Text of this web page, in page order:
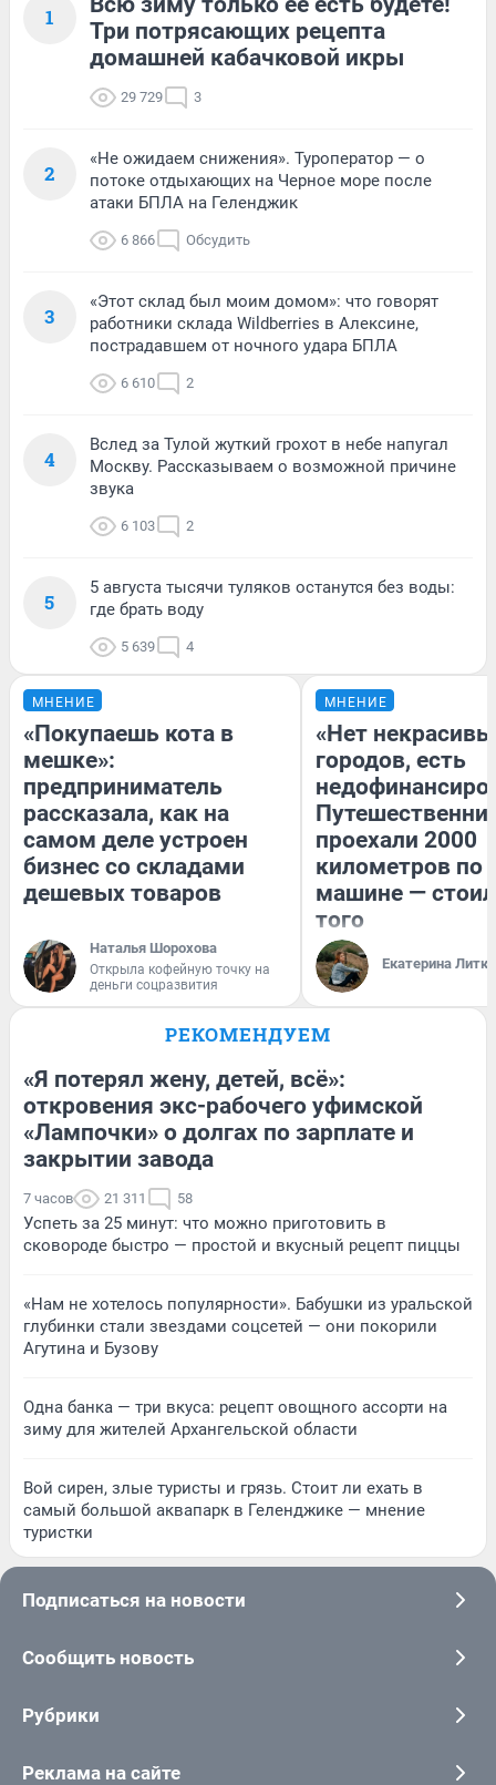
1
Три потрясающих рецепта
домашней кабачковой икры
29 729 3
2
«Не ожидаем снижения». Туроператор — о
потоке отдыхающих на Черное море после
атаки БПЛА на Геленджик
6 866 Обсудить
3
«Этот склад был моим домом»: что говорят
работники склада Wildberries в Алексине,
пострадавшем от ночного удара БПЛА
6 610 2
4
Вслед за Тулой жуткий грохот в небе напугал
Москву. Рассказываем о возможной причине
звука
6 103 2
5
5 августа тысячи туляков останутся без воды:
где брать воду
5 639 4
МНЕНИЕ
«Покупаешь кота в
мешке»:
предприниматель
рассказала, как на
самом деле устроен
бизнес со складами
дешевых товаров
Наталья Шорохова
Открыла кофейную точку на
деньги соцразвития
МНЕНИЕ
«Нет
городов, есть
проехали 2000
километров по
машине —
того
Екатерина
РЕКОМЕНДУЕМ
«Я потерял жену, детей, всё»:
откровения экс-рабочего уфимской
«Лампочки» о долгах по зарплате и
закрытии завода
7 часов 21 311 58
Успеть за 25 минут: что можно приготовить в
сковороде быстро — простой и вкусный рецепт пиццы
«Нам не хотелось популярности». Бабушки из уральской
глубинки стали звездами соцсетей — они покорили
Агутина и Бузову
Одна банка — три вкуса: рецепт овощного ассорти на
зиму для жителей Архангельской области
Вой сирен, злые туристы и грязь. Стоит ли ехать в
самый большой аквапарк в Геленджике — мнение
туристки
Подписаться на новости
Сообщить новость
Рубрики
Реклама на сайте